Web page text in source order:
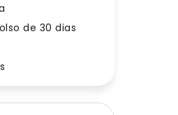
de 30 dias